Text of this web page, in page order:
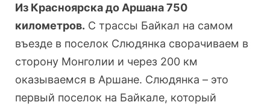
Из Красноярска до Аршана 750
километров. С трассы Байкал на самом
въезде в поселок Слюдянка сворачиваем в
сторону Монголии и через 200 км
оказываемся в Аршане. Слюдянка – это
первый поселок на Байкале, который